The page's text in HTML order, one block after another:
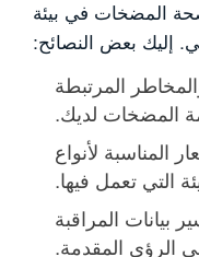
المضخات في بيئة
إليك بعض النصائح:
المرتبطة
المضخات لديك.
المناسبة لأنواع
التي تعمل فيها.
بيانات المراقبة
الرؤى المقدمة.